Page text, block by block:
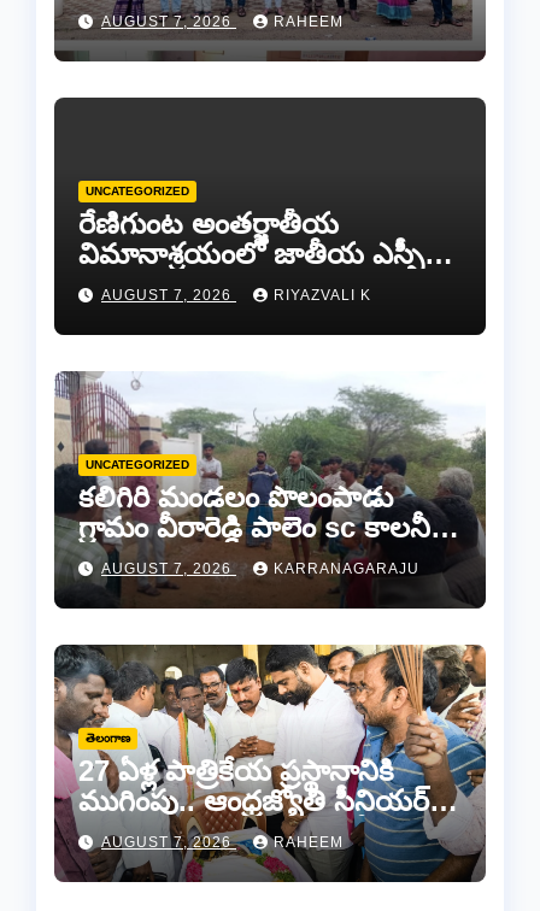
AUGUST 7, 2026 RAHEEM
UNCATEGORIZED
రేణిగుంట అంతర్జాతీయ
విమానాశ్రయంలో జాతీయ ఎస్సీ
కమిషన్ చైర్మన్ కిషోర్ మక్వానాకు
ఘన స్వాగతం…​
AUGUST 7, 2026 RIYAZVALI K
UNCATEGORIZED
కలిగిరి మండలం పొలంపాడు
గ్రామం వీరారెడ్డి పాలెం sc కాలనీలో
శ్రీ మాత పరమేశ్వరి అమ్మవారి
దేవాలయం లో దొంగలు చోరీ..
AUGUST 7, 2026 KARRANAGARAJU
తెలంగాణ
27 ఏళ్ల పాత్రికేయ ప్రస్థానానికి
ముగింపు.. ఆంధ్రజ్యోతి సీనియర్
జర్నలిస్టు సల్ల ఆశన్నకు కన్నీటి
వీడ్కోలు…
AUGUST 7, 2026 RAHEEM